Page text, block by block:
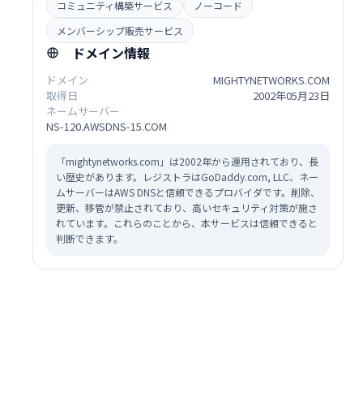
コミュニティ構築サービス
ノーコード
メンバーシップ販売サービス
ドメイン情報
ドメイン
MIGHTYNETWORKS.COM
取得日
2002年05月23日
ネームサーバー
NS-120.AWSDNS-15.COM
「mightynetworks.com」は2002年から運用されており、長
い歴史があります。レジストラはGoDaddy.com, LLC、ネー
ムサーバーはAWS DNSと信頼できるプロバイダです。削除、
更新、移管が禁止されており、高いセキュリティ対策が施さ
れています。これらのことから、本サービスは信頼できると
判断できます。